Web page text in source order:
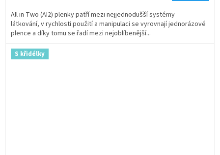
All in Two (AI2) plenky patří mezi nejjednodušší systémy
látkování, v rychlosti použití a manipulaci se vyrovnají jednorázové
plence a díky tomu se řadí mezi nejoblíbenější...
S křidélky